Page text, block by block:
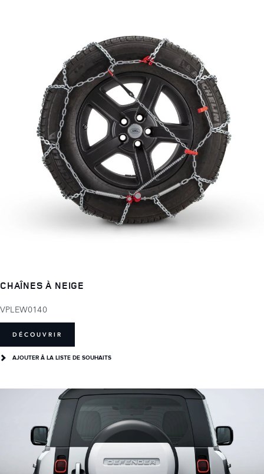
CHAÎNES À NEIGE
VPLEW0140
DÉCOUVRIR
AJOUTER Â LA LISTE DE SOUHAITS